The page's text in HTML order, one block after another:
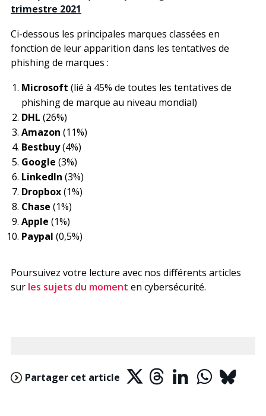
trimestre 2021
Ci-dessous les principales marques classées en
fonction de leur apparition dans les tentatives de
phishing de marques :
Microsoft (lié à 45% de toutes les tentatives de
phishing de marque au niveau mondial)
DHL (26%)
Amazon (11%)
Bestbuy(4%)
Google (3%)
LinkedIn (3%)
Dropbox(1%)
Chase (1%)
Apple (1%)
Paypal (0,5%)
Poursuivez votre lecture avec nos différents articles
sur les sujets du moment en cybersécurité.
Partager cet article